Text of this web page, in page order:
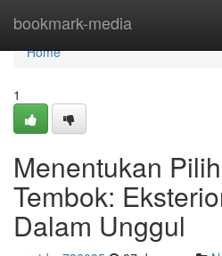
bookmark-media
Home
Home
1
Menentukan
Tembok:
Dalam Unggul